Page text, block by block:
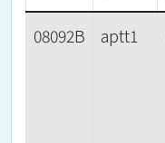
08092B aptt1